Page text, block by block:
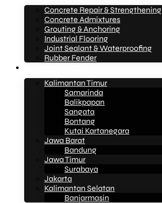
Concrete Repair & Strengthening
Concrete Admixtures
Grouting & Anchoring
Industrial Flooring
Joint Sealant & Waterproofing
Rubber Fender
Kalimantan Timur
Samarinda
Balikpapan
Sangata
Bontang
Kutai Kartanegara
Jawa Barat
Bandung
Jawa Timur
Surabaya
Jakarta
Kalimantan Selatan
Banjarmasin